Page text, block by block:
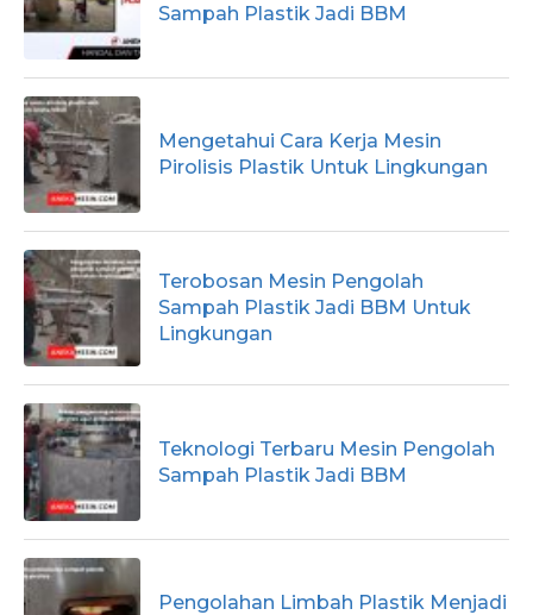
Sampah Plastik Jadi BBM
Mengetahui Cara Kerja Mesin
Pirolisis Plastik Untuk Lingkungan
Terobosan Mesin Pengolah
Sampah Plastik Jadi BBM Untuk
Lingkungan
Teknologi Terbaru Mesin Pengolah
Sampah Plastik Jadi BBM
Pengolahan Limbah Plastik Menjadi